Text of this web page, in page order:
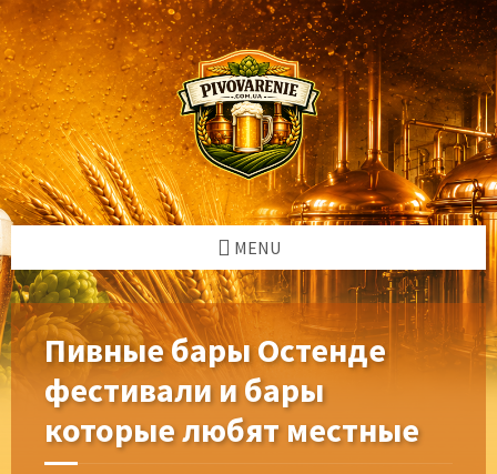
Skip
to
content
Skip
to
left
sidebar
Skip
to
right
sidebar
Skip
to
footer
MENU
Пивные бары Остенде
фестивали и бары
которые любят местные